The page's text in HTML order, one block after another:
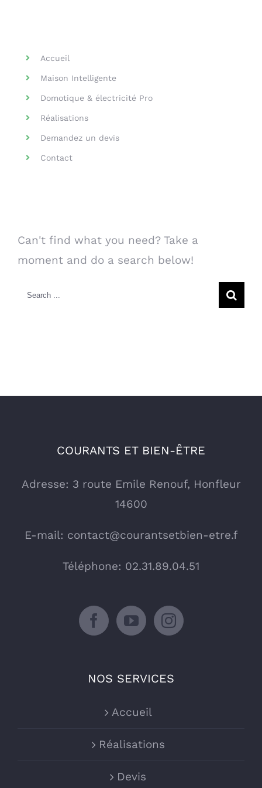
Accueil
Maison Intelligente
Domotique & électricité Pro
Réalisations
Demandez un devis
Contact
Can't find what you need? Take a
moment and do a search below!
Search
COURANTS ET BIEN-ÊTRE
Adresse: 3 route Emile Renouf, Honfleur
14600
E-mail: contact@courantsetbien-etre.f
Téléphone: 02.31.89.04.51
NOS SERVICES
Accueil
Réalisations
Devis